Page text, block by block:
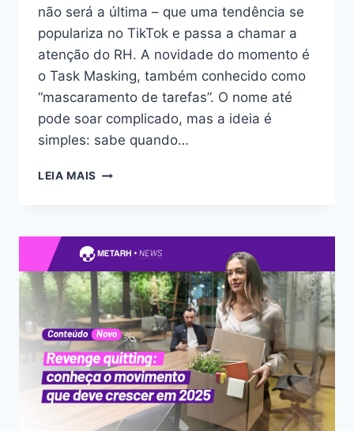
não será a última – que uma tendência se
populariza no TikTok e passa a chamar a
atenção do RH. A novidade do momento é
o Task Masking, também conhecido como
“mascaramento de tarefas”. O nome até
pode soar complicado, mas a ideia é
simples: sabe quando…
LEIA MAIS